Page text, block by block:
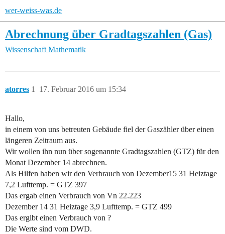
wer-weiss-was.de
Abrechnung über Gradtagszahlen (Gas)
Wissenschaft Mathematik
atorres 17. Februar 2016 um 15:34
1
Hallo,
in einem von uns betreuten Gebäude fiel der Gaszähler über einen
längeren Zeitraum aus.
Wir wollen ihn nun über sogenannte Gradtagszahlen (GTZ) für den
Monat Dezember 14 abrechnen.
Als Hilfen haben wir den Verbrauch von Dezember15 31 Heiztage
7,2 Lufttemp. = GTZ 397
Das ergab einen Verbrauch von Vn 22.223
Dezember 14 31 Heiztage 3,9 Lufttemp. = GTZ 499
Das ergibt einen Verbrauch von ?
Die Werte sind vom DWD.